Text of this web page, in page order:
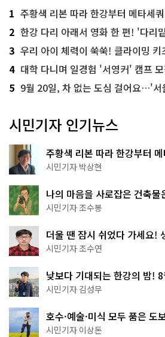
1 주황색 리본 따라 한강부터 메타세쿼이아 숲
2 한강 다리 아래서 영화 한 편! '다리
3 우리 아이 체력이 쑥쑥! 클라이밍 키
4 대학 다니며 일경험 '서영커' 캠프
5 9월 20일, 차 없는 도심 걸어요…'서울 걷
시민기자 인기뉴스
주황색 리본 따라 한강부터
서울둘레길 15코스
시민기자 박상현
나의 마음을 사로잡은 건축
상작 공개!
시민기자 조수봉
더울 땐 잠시 쉬었다 가세요!
·무더위쉼터까지
시민기자 조수연
낮보다 기대되는 한강의 밤!
핑' 예약은?
시민기자 김성무
호수·예술·미식 모두 품은 도
아트센터~마곡테라스거리
시민기자 이상돈